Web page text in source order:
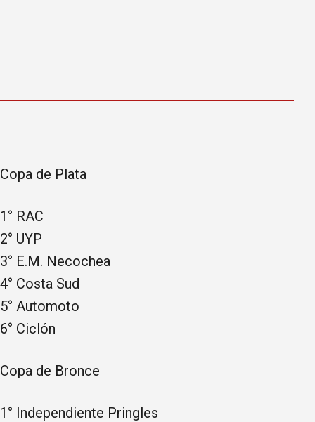
Copa de Plata
1° RAC
2° UYP
3° E.M. Necochea
4° Costa Sud
5° Automoto
6° Ciclón
Copa de Bronce
1° Independiente Pringles